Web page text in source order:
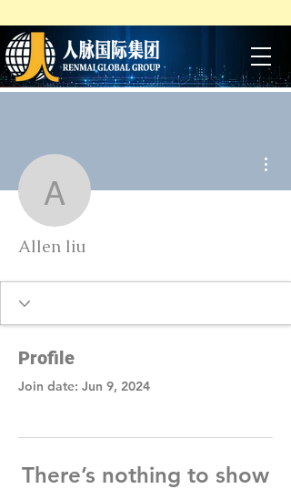
Allen liu
Allen liu
Profile
Join date: Jun 9, 2024
There’s nothing to show